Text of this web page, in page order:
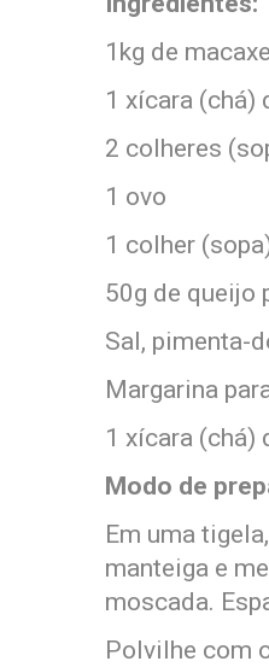
1kg de
1 xícara (chá)
2 colheres
1 ovo
1 colher
50g de queijo
Sal, pimenta-
Margarina
1 xícara (chá)
Modo de
Em uma
manteiga e
moscada.
Polvilhe com